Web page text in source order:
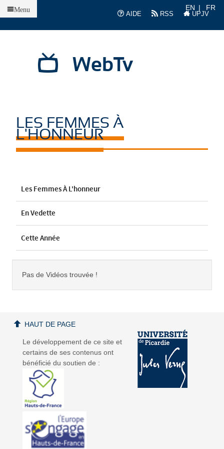
AIDE
RSS UPJV
EN FR
WebTv
Menu
LES FEMMES À
L'HONNEUR
Les Femmes À L'honneur
En Vedette
Cette Année
Pas de Vidéos trouvée !
Le développement de ce site et
certains de ses contenus ont
bénéficié du soutien de :
HAUT DE PAGE